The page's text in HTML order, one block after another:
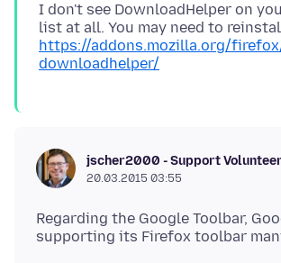
I don't see DownloadHelper on
list at all. You may need to
https://addons.mozilla.org/
downloadhelper/
jscher2000 - Support
20.03.2015 03:55
Regarding the Google Toolbar,